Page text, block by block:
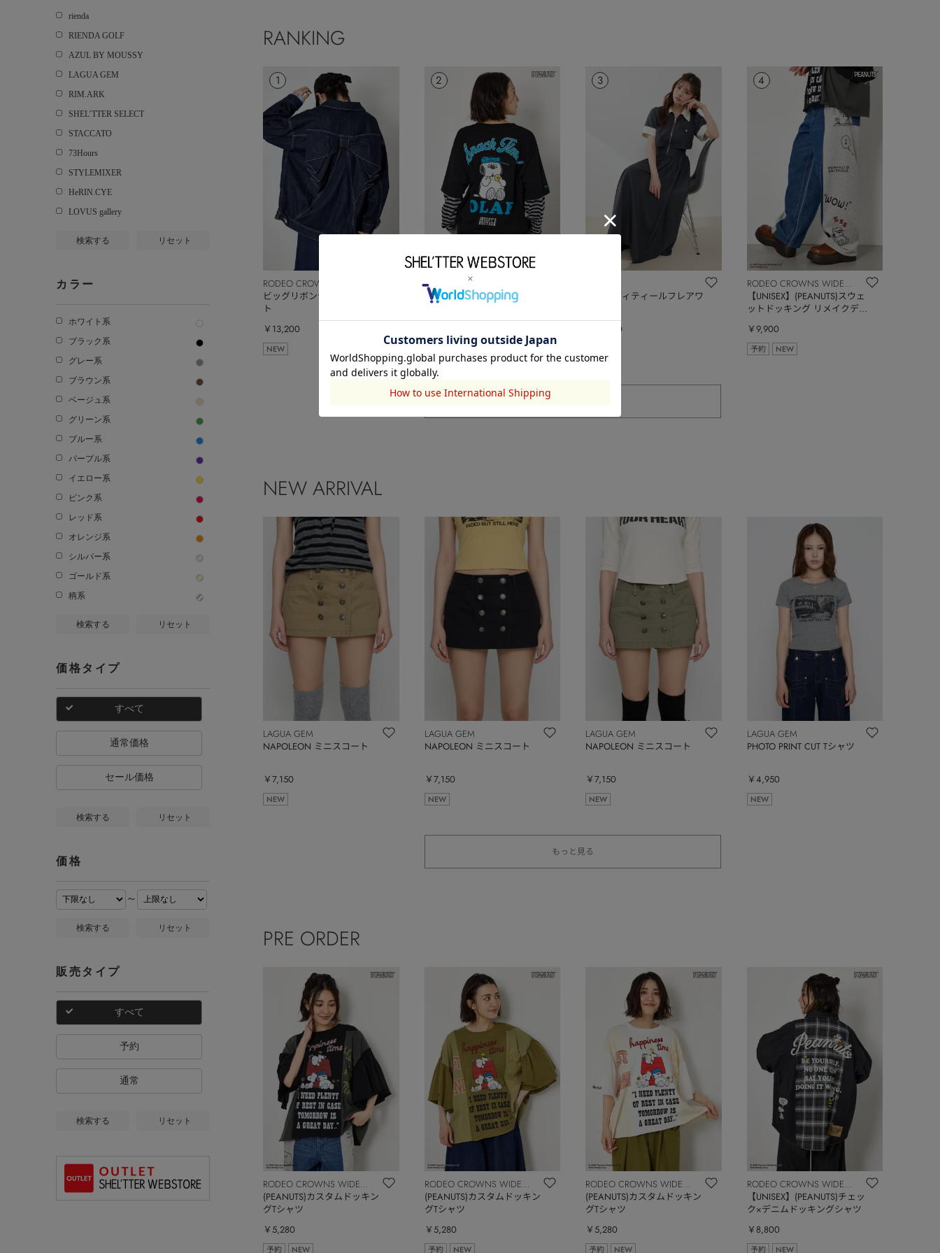
rienda
RIENDA GOLF
AZUL BY MOUSSY
LAGUA GEM
RIM.ARK
SHEL’TTER SELECT
STACCATO
73Hours
STYLEMIXER
HeRIN.CYE
LOVUS gallery
検索する リセット
カラー
ホワイト系
ブラック系
グレー系
ブラウン系
ベージュ系
グリーン系
ブルー系
パープル系
イエロー系
ピンク系
レッド系
オレンジ系
シルバー系
ゴールド系
柄系
検索する リセット
価格タイプ
すべて
通常価格
セール価格
検索する リセット
価格
～
検索する リセット
販売タイプ
すべて
予約
通常
検索する リセット
RANKING
1
RODEO CROWNS WIDE
BOWL
ビッグリボンデニムジャケッ
ト
￥13,200
NEW
2
RODEO CROWNS WIDE
BOWL
【UNISEX】(PEANUTS)フェイ
3
バストディティールフレアワ
￥13,200
4
RODEO CROWNS WIDE
BOWL
【UNISEX】(PEANUTS)スウェ
ットドッキング リメイクデニ
￥9,900
予約 NEW
NEW ARRIVAL
LAGUA GEM
NAPOLEON ミニスコート
￥7,150
NEW
LAGUA GEM
NAPOLEON ミニスコート
￥7,150
NEW
LAGUA GEM
NAPOLEON ミニスコート
￥7,150
NEW
LAGUA GEM
PHOTO PRINT CUT Tシャツ
￥4,950
NEW
もっと見る
PRE ORDER
RODEO CROWNS WIDE
BOWL
(PEANUTS)カスタムドッキン
グTシャツ
￥5,280
予約 NEW
RODEO CROWNS WIDE
BOWL
(PEANUTS)カスタムドッキン
グTシャツ
￥5,280
予約 NEW
RODEO CROWNS WIDE
BOWL
(PEANUTS)カスタムドッキン
グTシャツ
￥5,280
予約 NEW
RODEO CROWNS WIDE
BOWL
【UNISEX】(PEANUTS)チェッ
ク×デニムドッキングシャツ
￥8,800
予約 NEW